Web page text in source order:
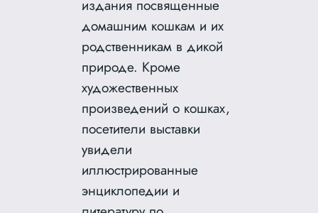
издания посвященные
домашним кошкам и их
родственникам в дикой
природе. Кроме
художественных
произведений о кошках,
посетители выставки
увидели
иллюстрированные
энциклопедии и